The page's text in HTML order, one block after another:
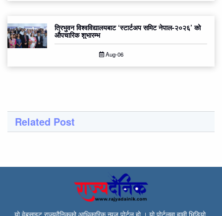
त्रिभुवन विश्वविद्यालयबाट ‘स्टार्टअप समिट नेपाल-२०२६’ को
औपचारिक शुभारम्भ
Aug-06
Related Post
यो वेबसाइट राज्यदैनिकको आधिकारिक न्युज पोर्टल हो । यो पोर्टलमा हामी भिडियो,